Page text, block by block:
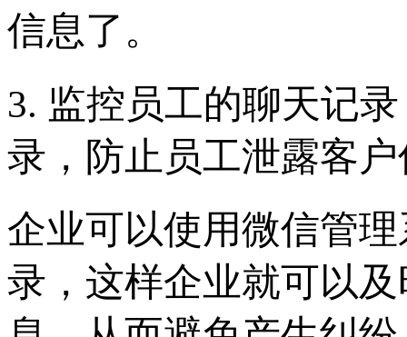
信息了。
3. 监控员工的聊天记
录，防止员工泄露客
企业可以使用微信管
录，这样企业就可以